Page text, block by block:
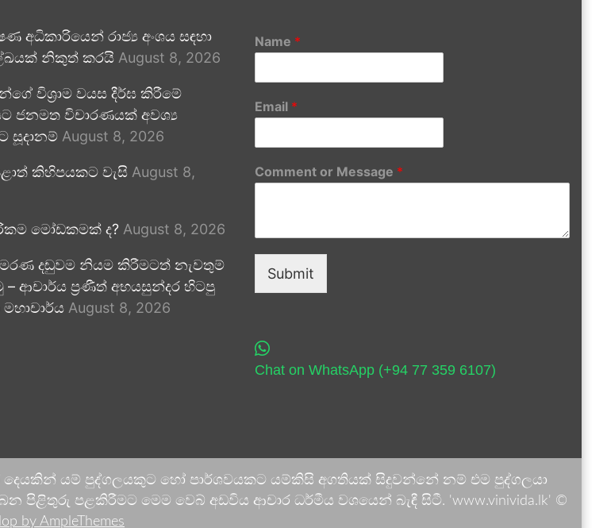
අධිකාරියෙන් රාජ්‍ය අංශය සඳහා
නිකුත් කරයි August 8, 2026
විශ්‍රාම වයස දීර්ඝ කිරීමේ
ජනමත විචාරණයක් අවශ්‍ය
සූදානම් August 8, 2026
කිහිපයකට වැසි August 8,
මෝඩකමක් ද? August 8, 2026
මරණ දඬුවම නියම කිරීමටත් නැවතුම්
ආචාර්ය ප්‍රණීත් අභයසුන්දර හිටපු
මහාචාර්ය August 8, 2026
Name *
Email *
Comment or Message *
Submit
Chat on WhatsApp (+94 77 359 6107)
දෙයකින් යම් පුද්ගලයකුට හෝ පාර්ශවයකට යම්කිසි අගතියක් සිදුවන්නේ නම් එම පුද්ගලයා
පළකිරීමට මෙම වෙබ් අඩවිය ආචාර ධර්මීය වශයෙන් බැඳී සිටී. 'www.vinivida.lk' ©
by AmpleThemes